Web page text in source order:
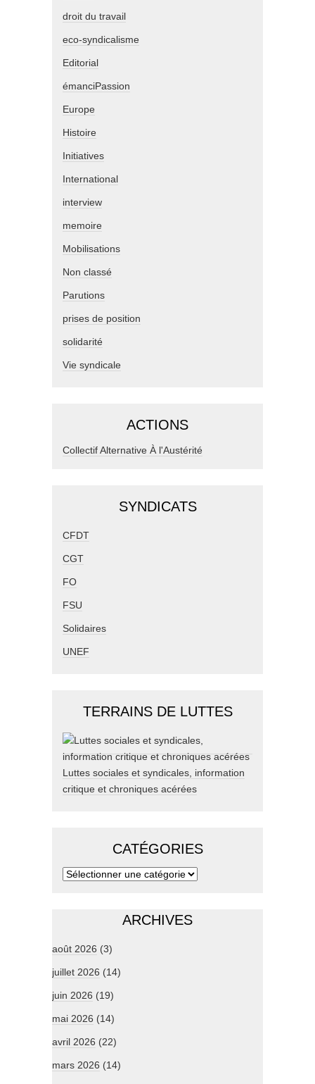
droit du travail
eco-syndicalisme
Editorial
émanciPassion
Europe
Histoire
Initiatives
International
interview
memoire
Mobilisations
Non classé
Parutions
prises de position
solidarité
Vie syndicale
ACTIONS
Collectif Alternative À l'Austérité
SYNDICATS
CFDT
CGT
FO
FSU
Solidaires
UNEF
TERRAINS DE LUTTES
Luttes sociales et syndicales, information
critique et chroniques acérées
CATÉGORIES
ARCHIVES
août 2026 (3)
juillet 2026 (14)
juin 2026 (19)
mai 2026 (14)
avril 2026 (22)
mars 2026 (14)